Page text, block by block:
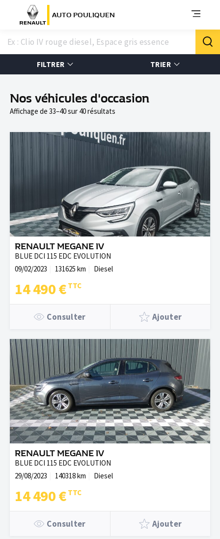
AUTO POULIQUEN
FILTRER TRIER
Nos véhicules d'occasion
Affichage de 33–40 sur 40 résultats
RENAULT MEGANE IV
BLUE DCI 115 EDC EVOLUTION
09/02/2023
131625 km Diesel
14 490 €
Consulter Ajouter
RENAULT MEGANE IV
BLUE DCI 115 EDC EVOLUTION
29/08/2023
140318 km Diesel
14 490 €
Consulter Ajouter